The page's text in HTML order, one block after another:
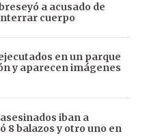
a acusado de
cuerpo
en un parque
y aparecen imágenes
iban a
8 balazos y otro uno en